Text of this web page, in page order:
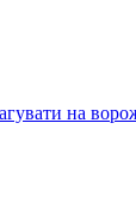
на